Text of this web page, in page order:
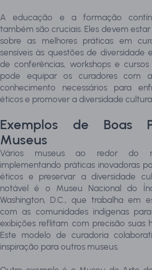
A educação e a formação
também são cruciais. Eles devem
sobre as melhores práticas em
sensíveis às questões de diversidade
de conferências, workshops e
pode equipar os curadores com
conhecimento necessários para
éticos e promover a diversidade
Exemplos de Boas
Museus
Vários museus ao redor do
implementando práticas inovadoras
éticos e preservar a diversidade
notável é o Museu Nacional do
Washington, D.C., que trabalha em
com as comunidades indígenas
exibições reflitam com precisão suas
Este modelo de curadoria
inspiração para outros museus.